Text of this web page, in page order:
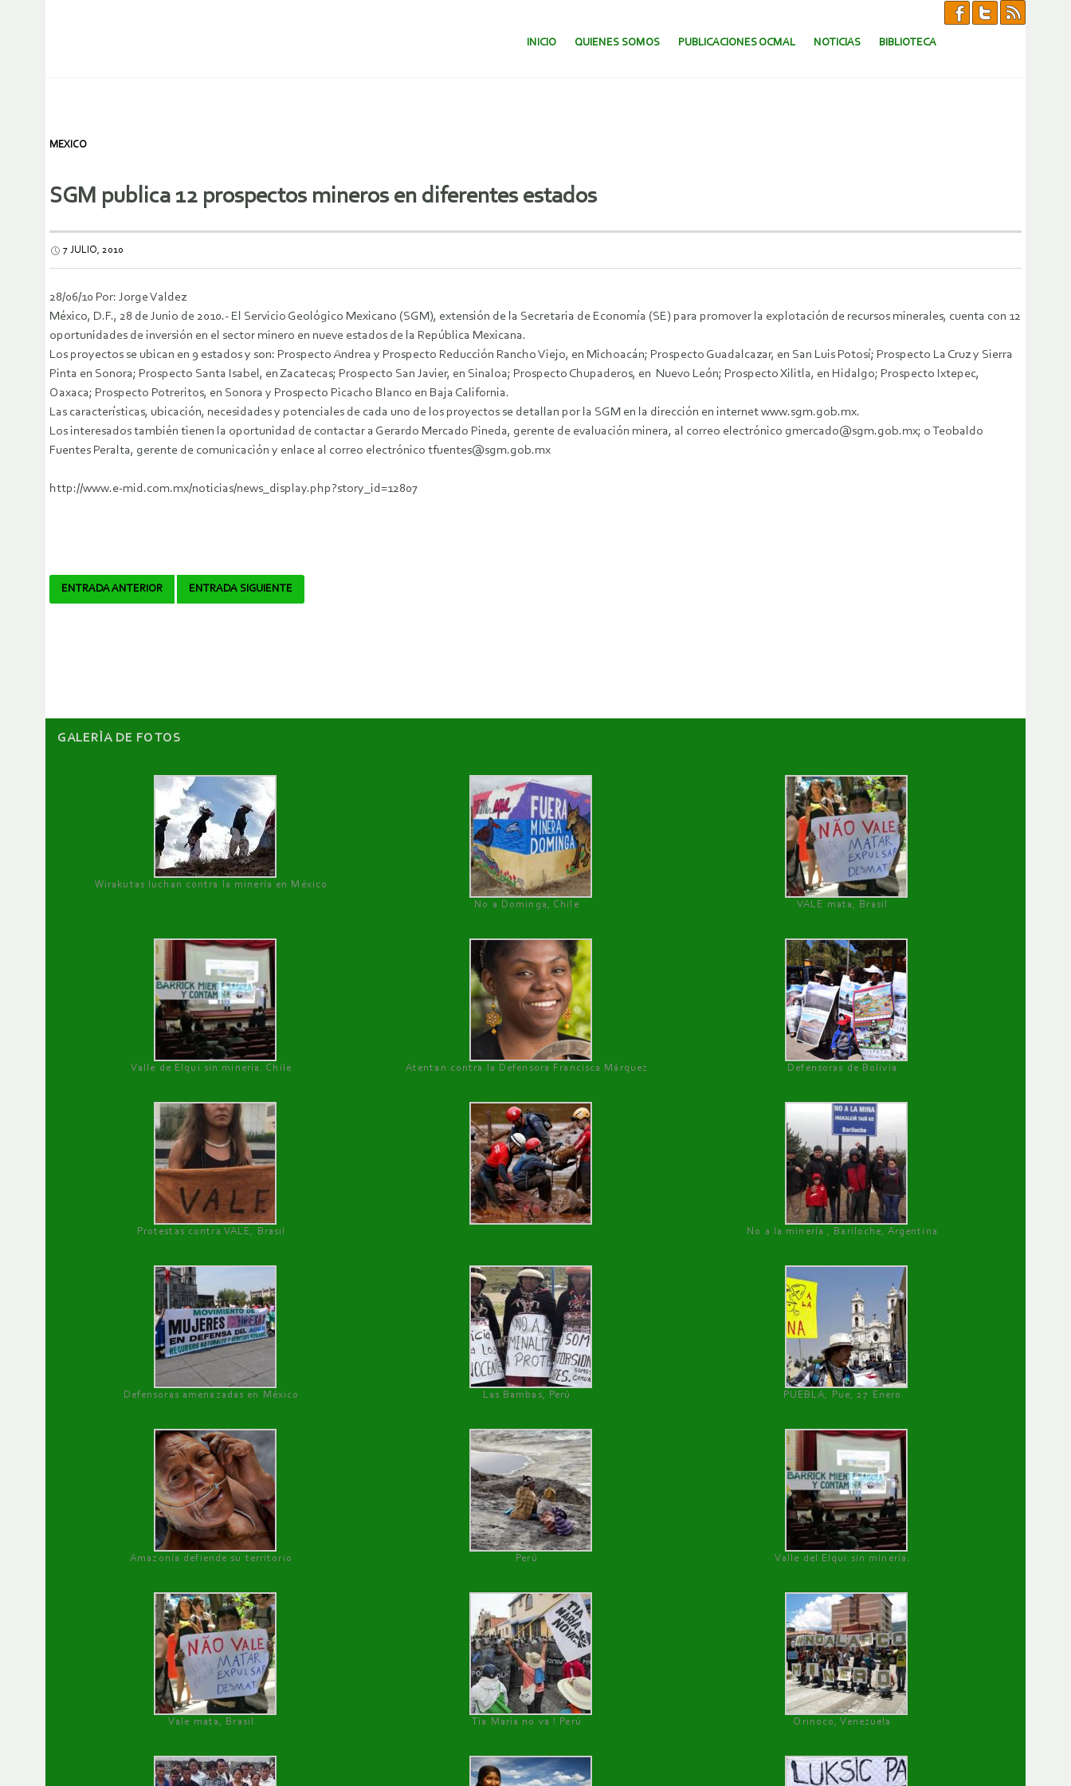
SALTAR AL CONTENIDO.
INICIO QUIENES SOMOS PUBLICACIONES OCMAL NOTICIAS BIBLIOTECA
MEXICO
SGM publica 12 prospectos mineros en diferentes estados
7 JULIO, 2010
28/06/10 Por: Jorge Valdez
México, D.F., 28 de Junio de 2010.- El Servicio Geológico Mexicano (SGM), extensión de la Secretaria de Economía (SE) para promover la explotación de recursos minerales, cuenta con 12
oportunidades de inversión en el sector minero en nueve estados de la República Mexicana.
Los proyectos se ubican en 9 estados y son: Prospecto Andrea y Prospecto Reducción Rancho Viejo, en Michoacán; Prospecto Guadalcazar, en San Luis Potosí; Prospecto La Cruz y Sierra
Pinta en Sonora; Prospecto Santa Isabel, en Zacatecas; Prospecto San Javier, en Sinaloa; Prospecto Chupaderos, en Nuevo León; Prospecto Xilitla, en Hidalgo; Prospecto Ixtepec,
Oaxaca; Prospecto Potreritos, en Sonora y Prospecto Picacho Blanco en Baja California.
Las características, ubicación, necesidades y potenciales de cada uno de los proyectos se detallan por la SGM en la dirección en internet www.sgm.gob.mx.
Los interesados también tienen la oportunidad de contactar a Gerardo Mercado Pineda, gerente de evaluación minera, al correo electrónico gmercado@sgm.gob.mx; o Teobaldo
Fuentes Peralta, gerente de comunicación y enlace al correo electrónico tfuentes@sgm.gob.mx
http://www.e-mid.com.mx/noticias/news_display.php?story_id=12807
Navegador
ENTRADA ANTERIOR ENTRADA SIGUIENTE
GALERÌA DE FOTOS
Wirakutas luchan contra la minería en México
No a Dominga, Chile
VALE mata, Brasil
Valle de Elqui sin minería. Chile Atentan contra la Defensora Francisca Márquez Defensoras de Bolivia
Protestas contra VALE, Brasil No a la minería , Bariloche, Argentina
Defensoras amenazadas en México Las Bambas, Perú PUEBLA, Pue, 27 Enero
Amazonía defiende su territorio Perú Valle del Elqui sin minería.
Vale mata, Brasil Tía María no va ! Perú Orinoco, Venezuela